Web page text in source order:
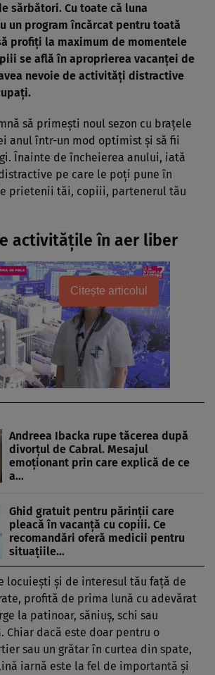
sărbători. Cu toate că luna
un program încărcat pentru toată
profiți la maximum de momentele
se află în aproprierea vacanței de
nevoie de activități distractive
să primești noul sezon cu brațele
anul într-un mod optimist și să fii
Înainte de încheierea anului, iată
pe care le poți pune în
prietenii tăi, copiii, partenerul tău
activitățile în aer liber
Citește articolul
Andreea Ibacka rupe tăcerea după
divorțul de Cabral. Mesajul
emoționant prin care explică de ce
a…
Ghid gratuit pentru părinții care
pleacă în vacanță cu copiii. Ce
recomandări oferă medicii pentru
situațiile…
locuiești și de interesul tău față de
profită de prima lună cu adevărat
la patinoar, săniuș, schi sau
Chiar dacă este doar pentru o
sau un grătar în curtea din spate,
iarnă este la fel de importantă și